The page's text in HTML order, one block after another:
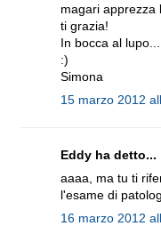
magari apprezza
ti grazia!
In bocca al
:)
Simona
15 marzo 2012
Eddy ha detto...
aaaa, ma tu ti
l'esame di
16 marzo 2012